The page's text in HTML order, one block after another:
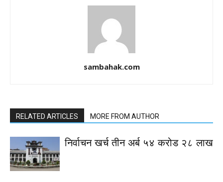
sambahak.com
RELATED ARTICLES MORE FROM AUTHOR
निर्वाचन खर्च तीन अर्ब ५४ करोड २८ लाख